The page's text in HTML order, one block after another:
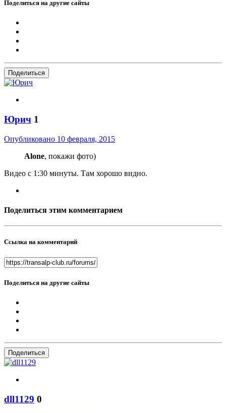
Поделиться на другие сайты
Поделиться
Юрич 1
Опубликовано 10 февраля, 2015
Alone, покажи фото)
Видео с 1:30 минуты. Там хорошо видно.
Поделиться этим комментарием
Ссылка на комментарий
Поделиться на другие сайты
Поделиться
dll1129 0